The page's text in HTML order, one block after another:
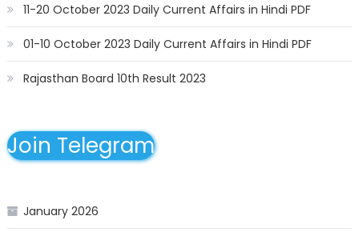
11-20 October 2023 Daily Current Affairs in Hindi PDF
01-10 October 2023 Daily Current Affairs in Hindi PDF
Rajasthan Board 10th Result 2023
Join Telegram
January 2026